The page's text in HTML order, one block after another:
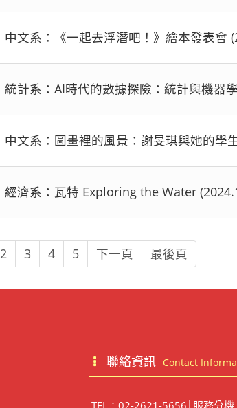
中文系：《一起去浮潛吧！》繪本發表會
統計系：AI時代的數據探險：統計與機器
中文系：圖畫裡的風景：謝旻琪與她的學
經濟系：瓦特 Exploring the Water
2 3 4 5 下一頁 最後頁
聯絡資訊 Contact